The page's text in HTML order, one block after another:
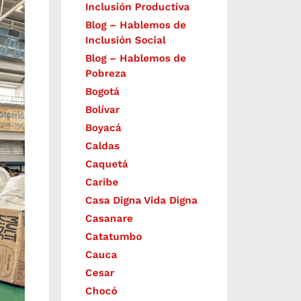
Inclusión Productiva
Blog – Hablemos de
Inclusión Social
Blog – Hablemos de
Pobreza
Bogotá
Bolívar
Boyacá
Caldas
Caquetá
Caribe
Casa Digna Vida Digna
Casanare
Catatumbo
Cauca
Cesar
Chocó